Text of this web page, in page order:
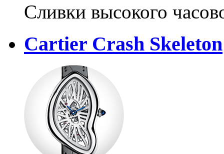
Сливки высокого
Cartier Crash Skeleton